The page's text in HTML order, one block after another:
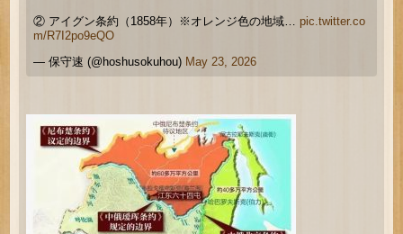
② アイグン条約（1858年）※オレンジ色の地域…pic.twitter.co
m/R7I2po9eQO
— 保守速 (@hoshusokuhou) May 23, 2026